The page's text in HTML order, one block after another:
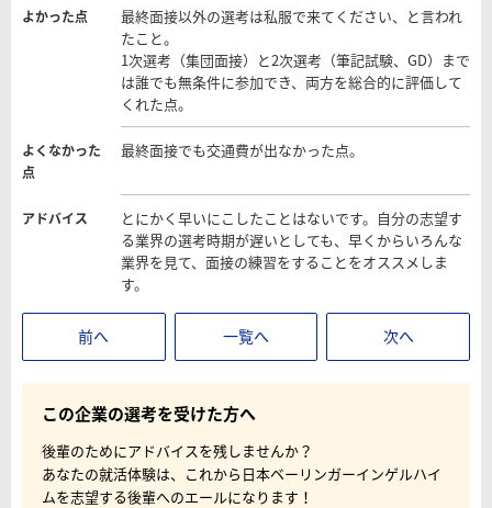
よかった点
最終面接以外の選考は私服で来てください、と言われ
たこと。
1次選考（集団面接）と2次選考（筆記試験、GD）まで
は誰でも無条件に参加でき、両方を総合的に評価して
くれた点。
よくなかった
点
最終面接でも交通費が出なかった点。
アドバイス
とにかく早いにこしたことはないです。自分の志望す
る業界の選考時期が遅いとしても、早くからいろんな
業界を見て、面接の練習をすることをオススメしま
す。
前へ 一覧へ 次へ
この企業の選考を受けた方へ
後輩のためにアドバイスを残しませんか？
あなたの就活体験は、これから日本ベーリンガーインゲルハイ
ムを志望する後輩へのエールになります！